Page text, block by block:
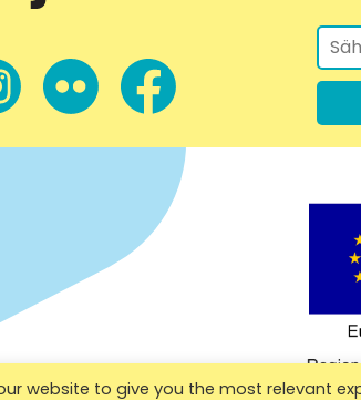
website to give you the most relevant